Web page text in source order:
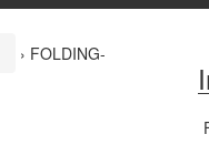
› FOLDING-